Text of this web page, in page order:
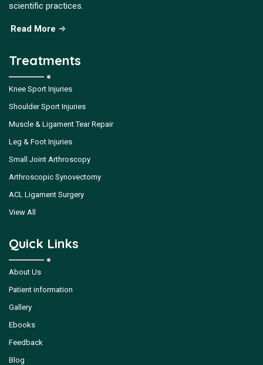
scientific practices.
Read More
Treatments
Knee Sport Injuries
Shoulder Sport Injuries
Muscle & Ligament Tear Repair
Leg & Foot Injuries
Small Joint Arthroscopy
Arthroscopic Synovectomy
ACL Ligament Surgery
View All
Quick Links
About Us
Patient information
Gallery
Ebooks
Feedback
Blog